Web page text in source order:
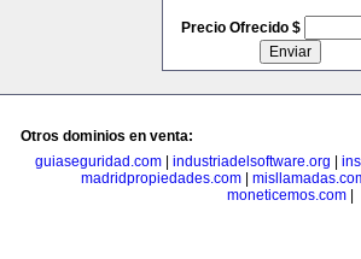
Precio Ofrecido $
Otros dominios en venta:
guiaseguridad.com| industriadelsoftware.org
madridpropiedades.com|
moneticemos.com|